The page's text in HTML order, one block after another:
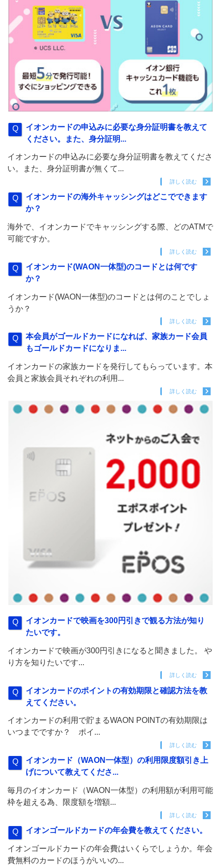
イオンカードの申込みに必要な身分証明書を教えて
ください。また、身分証明...
イオンカードの申込みに必要な身分証明書を教えてくださ
い。また、身分証明書が無くて...
詳しく読む
イオンカードの海外キャッシングはどこでできます
か？
海外で、イオンカードでキャッシングする際、どのATMで
可能ですか。
詳しく読む
イオンカード(WAON一体型)のコードとは何です
か？
イオンカード(WAON一体型)のコードとは何のことでしょ
うか？
詳しく読む
本会員がゴールドカードになれば、家族カード会員
もゴールドカードになりま...
イオンカードの家族カードを発行してもらっています。本
会員と家族会員それぞれの利用...
詳しく読む
イオンカードで映画を300円引きで観る方法が知り
たいです。
イオンカードで映画が300円引きになると聞きました。 や
り方を知りたいです...
詳しく読む
イオンカードのポイントの有効期限と確認方法を教
えてください。
イオンカードの利用で貯まるWAON POINTの有効期限は
いつまでですか？ ポイ...
詳しく読む
イオンカード（WAON一体型）の利用限度額引き上
げについて教えてくださ...
毎月のイオンカード（WAON一体型）の利用額が利用可能
枠を超える為、限度額を増額...
詳しく読む
イオンゴールドカードの年会費を教えてください。
イオンゴールドカードの年会費はいくらでしょうか。年会
費無料のカードのほうがいいの...